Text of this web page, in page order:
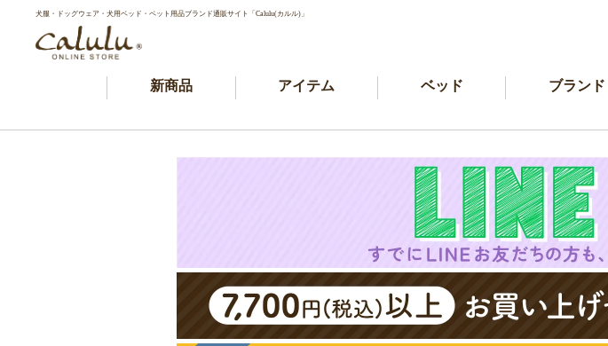
犬服・ドッグウェア・犬用ベッド・ペット用品ブランド通販サイト「Calulu(カルル)」
新商品 アイテム ベッド ブランド